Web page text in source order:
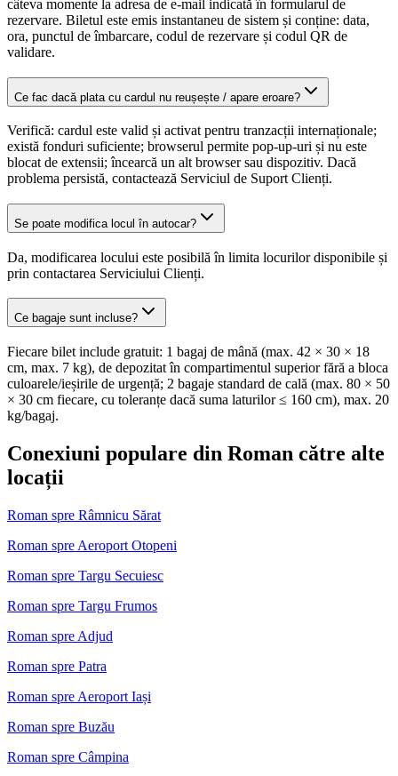
câteva momente la adresa de e-mail indicată în formularul de
rezervare. Biletul este emis instantaneu de sistem și conține: data,
ora, punctul de îmbarcare, codul de rezervare și codul QR de
validare.
Ce fac dacă plata cu cardul nu reușește / apare eroare?
Verifică: cardul este valid și activat pentru tranzacții internaționale;
există fonduri suficiente; browserul permite pop-up-uri și nu este
blocat de extensii; încearcă un alt browser sau dispozitiv. Dacă
problema persistă, contactează Serviciul de Suport Clienți.
Se poate modifica locul în autocar?
Da, modificarea locului este posibilă în limita locurilor disponibile și
prin contactarea Serviciului Clienți.
Ce bagaje sunt incluse?
Fiecare bilet include gratuit: 1 bagaj de mână (max. 42 × 30 × 18
cm, max. 7 kg), de depozitat în compartimentul superior fără a bloca
culoarele/ieșirile de urgență; 2 bagaje standard de cală (max. 80 × 50
× 30 cm fiecare, cu toleranțe dacă suma laturilor ≤ 160 cm), max. 20
kg/bagaj.
Conexiuni populare din Roman către alte
locații
Roman spre Râmnicu Sărat
Roman spre Aeroport Otopeni
Roman spre Targu Secuiesc
Roman spre Targu Frumos
Roman spre Adjud
Roman spre Patra
Roman spre Aeroport Iași
Roman spre Buzău
Roman spre Câmpina